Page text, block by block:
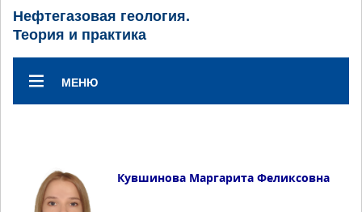
Нефтегазовая геология.
Теория и практика
МЕНЮ
Кувшинова Маргарита Феликсовна